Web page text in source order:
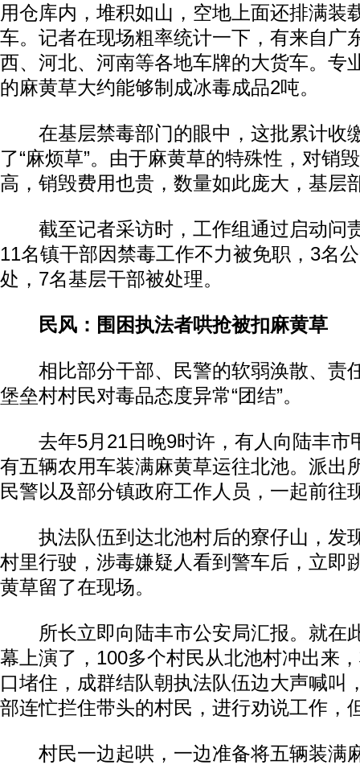
用仓库内，堆积如山，空地上面还排满装
车。记者在现场粗率统计一下，有来自广
西、河北、河南等各地车牌的大货车。专
的麻黄草大约能够制成冰毒成品2吨。
在基层禁毒部门的眼中，这批累计收
了“麻烦草”。由于麻黄草的特殊性，对销
高，销毁费用也贵，数量如此庞大，基层
截至记者采访时，工作组通过启动问
11名镇干部因禁毒工作不力被免职，3名
处，7名基层干部被处理。
民风：围困执法者哄抢被扣麻黄草
相比部分干部、民警的软弱涣散、责
堡垒村村民对毒品态度异常“团结”。
去年5月21日晚9时许，有人向陆丰市
有五辆农用车装满麻黄草运往北池。派出
民警以及部分镇政府工作人员，一起前往
执法队伍到达北池村后的寮仔山，发
村里行驶，涉毒嫌疑人看到警车后，立即
黄草留了在现场。
所长立即向陆丰市公安局汇报。就在
幕上演了，100多个村民从北池村冲出来
口堵住，成群结队朝执法队伍边大声喊叫
部连忙拦住带头的村民，进行劝说工作，
村民一边起哄，一边准备将五辆装满